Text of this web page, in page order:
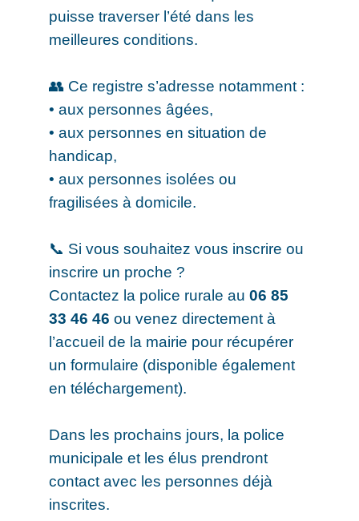
puisse traverser l’été dans les
meilleures conditions.
👥 Ce registre s’adresse notamment :
• aux personnes âgées,
• aux personnes en situation de
handicap,
• aux personnes isolées ou
fragilisées à domicile.
📞 Si vous souhaitez vous inscrire ou
inscrire un proche ?
Contactez la police rurale au06 85
33 46 46 ou venez directement à
l’accueil de la mairie pour récupérer
un formulaire (disponible également
en téléchargement).
Dans les prochains jours, la police
municipale et les élus prendront
contact avec les personnes déjà
inscrites.